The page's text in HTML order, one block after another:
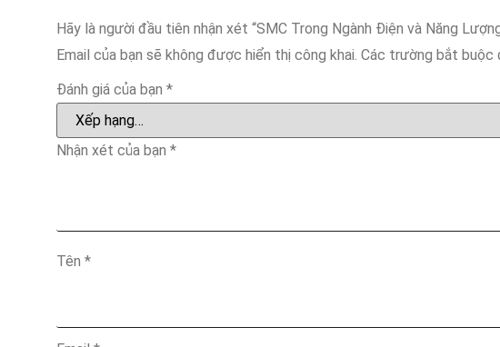
Hãy là người đầu tiên nhận xét “SMC Trong Ngành Điện và Năng
Email của bạn sẽ không được hiển thị công khai. Các trường bắt buộc
Đánh giá của bạn *
Nhận xét của bạn *
Tên *